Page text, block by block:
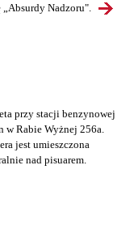
Nadzoru".
przy stacji benzynowej
w Rabie Wyżnej 256a.
jest umieszczona
nad pisuarem.